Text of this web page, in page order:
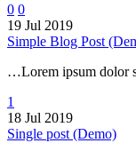
0 0
19 Jul 2019
Simple Blog Post
…Lorem ipsum dolor
1
18 Jul 2019
Single post (Demo)